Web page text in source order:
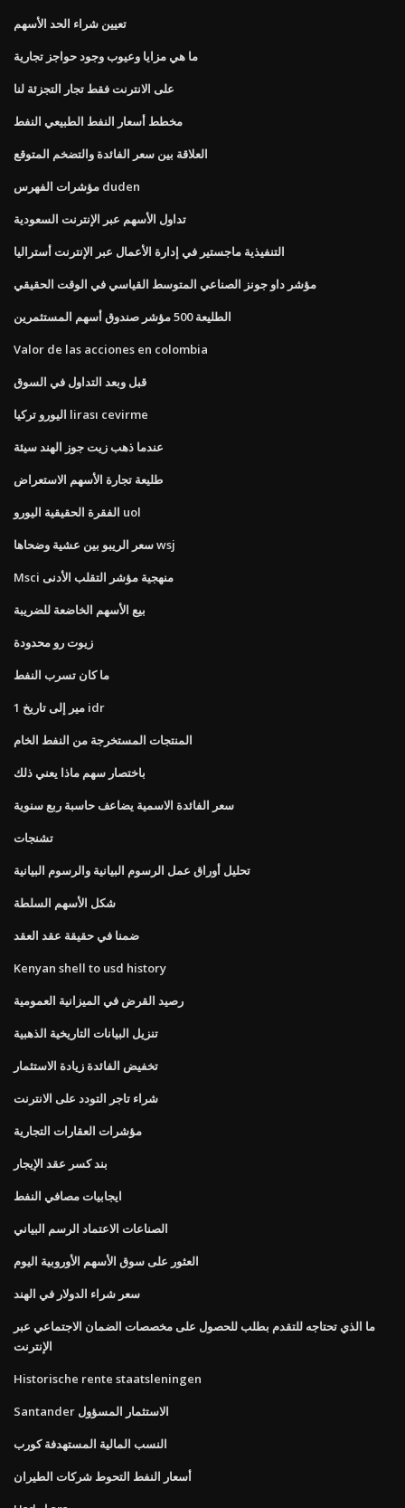
تعيين شراء الحد الأسهم
ما هي مزايا وعيوب وجود حواجز تجارية
على الانترنت فقط تجار التجزئة لنا
مخطط أسعار النفط الطبيعي النفط
العلاقة بين سعر الفائدة والتضخم المتوقع
مؤشرات الفهرس duden
تداول الأسهم عبر الإنترنت السعودية
التنفيذية ماجستير في إدارة الأعمال عبر الإنترنت أستراليا
مؤشر داو جونز الصناعي المتوسط ​​القياسي في الوقت الحقيقي
الطليعة 500 مؤشر صندوق أسهم المستثمرين
Valor de las acciones en colombia
قبل وبعد التداول في السوق
اليورو تركيا lirası cevirme
عندما ذهب زيت جوز الهند سيئة
طليعة تجارة الأسهم الاستعراض
الفقرة الحقيقية اليورو uol
سعر الريبو بين عشية وضحاها wsj
Msci منهجية مؤشر التقلب الأدنى
بيع الأسهم الخاضعة للضريبة
زيوت رو محدودة
ما كان تسرب النفط
1 مير إلى تاريخ idr
المنتجات المستخرجة من النفط الخام
باختصار سهم ماذا يعني ذلك
سعر الفائدة الاسمية يضاعف حاسبة ربع سنوية
تشنجات
تحليل أوراق عمل الرسوم البيانية والرسوم البيانية
شكل الأسهم السلطة
ضمنا في حقيقة عقد العقد
Kenyan shell to usd history
رصيد القرض في الميزانية العمومية
تنزيل البيانات التاريخية الذهبية
تخفيض الفائدة زيادة الاستثمار
شراء تاجر التودد على الانترنت
مؤشرات العقارات التجارية
بند كسر عقد الإيجار
ايجابيات مصافي النفط
الصناعات الاعتماد الرسم البياني
العثور على سوق الأسهم الأوروبية اليوم
سعر شراء الدولار في الهند
ما الذي تحتاجه للتقدم بطلب للحصول على مخصصات الضمان الاجتماعي عبر
الإنترنت
Historische rente staatsleningen
Santander الاستثمار المسؤول
النسب المالية المستهدفة كورب
أسعار النفط التحوط شركات الطيران